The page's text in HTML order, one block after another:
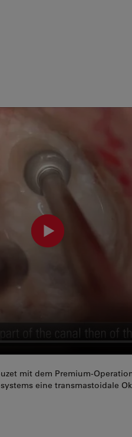
mit dem Premium-
eine transmastoidale